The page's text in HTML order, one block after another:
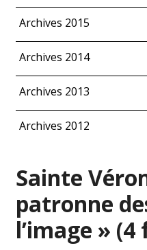
Archives 2015
Archives 2014
Archives 2013
Archives 2012
Sainte
patronne
l’image »